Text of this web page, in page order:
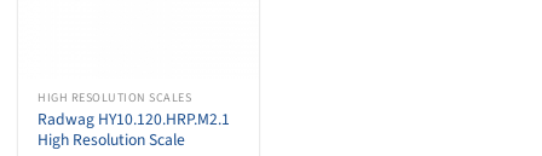
HIGH RESOLUTION SCALES
Radwag HY10.120.HRP.M2.1
High Resolution Scale